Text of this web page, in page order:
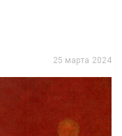
25 марта 2024